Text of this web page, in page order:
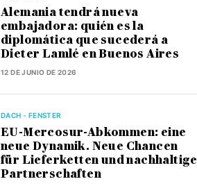
Alemania tendrá nueva
embajadora: quién es la
diplomática que sucederá a
Dieter Lamlé en Buenos Aires
12 DE JUNIO DE 2026
DACH - FENSTER
EU-Mercosur-Abkommen: eine
neue Dynamik. Neue Chancen
für Lieferketten und nachhaltige
Partnerschaften